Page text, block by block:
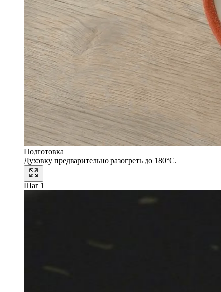
Подготовка
Духовку предварительно разогреть до 180°С.
Шаг 1